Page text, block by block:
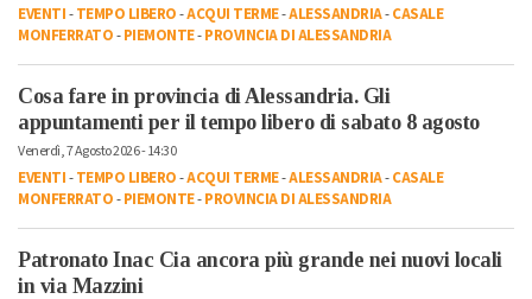
EVENTI-TEMPO LIBERO-ACQUI TERME-ALESSANDRIA-CASALE
MONFERRATO-PIEMONTE-PROVINCIA DI ALESSANDRIA
Cosa fare in provincia di Alessandria. Gli
appuntamenti per il tempo libero di sabato 8 agosto
Venerdì, 7 Agosto 2026 - 14:30
EVENTI-TEMPO LIBERO-ACQUI TERME-ALESSANDRIA-CASALE
MONFERRATO-PIEMONTE-PROVINCIA DI ALESSANDRIA
Patronato Inac Cia ancora più grande nei nuovi locali
in via Mazzini